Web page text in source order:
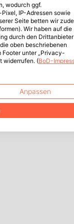
wodurch ggf.
IP-Adressen sowie
Seite betten wir
Wir haben auf die
durch den Drittanbieter
oben beschriebenen
Footer unter „Privacy-
widerrufen. (BoD-
Anpassen